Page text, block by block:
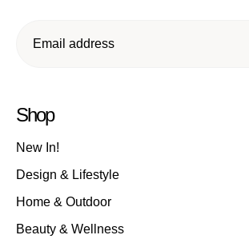
Shop
New In!
Design & Lifestyle
Home & Outdoor
Beauty & Wellness